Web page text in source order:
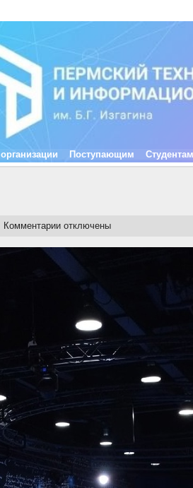
Поступающим Студентам
Комментарии отключены